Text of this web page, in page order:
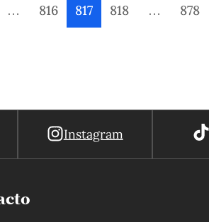
… 816 817 818 … 878
Instagram